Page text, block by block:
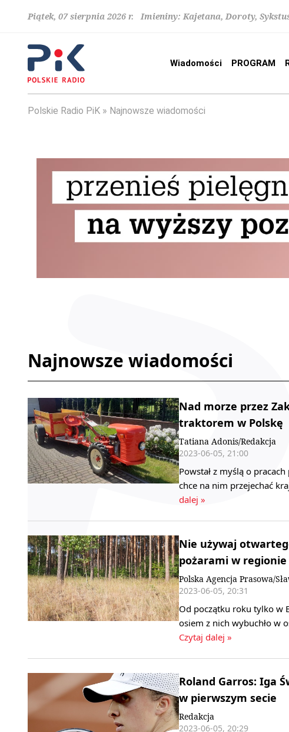
Piątek, 07 sierpnia 2026 r. Imieniny: Kajetana, Doroty,
Wiadomości PROGRAM
Polskie Radio PiK Najnowsze wiadomości
Najnowsze wiadomości
Nad morze przez
traktorem w Polskę
Tatiana Adonis/Redakcja
2023-06-05, 21:00
Powstał z myślą o
chce na nim przejechać
dalej »
Nie używaj
pożarami w regionie
Polska Agencja Prasowa/
2023-06-05, 20:31
Od początku roku tylko w
osiem z nich wybuchło w
Czytaj dalej »
Roland Garros: Iga
w pierwszym secie
Redakcja
2023-06-05, 20:29